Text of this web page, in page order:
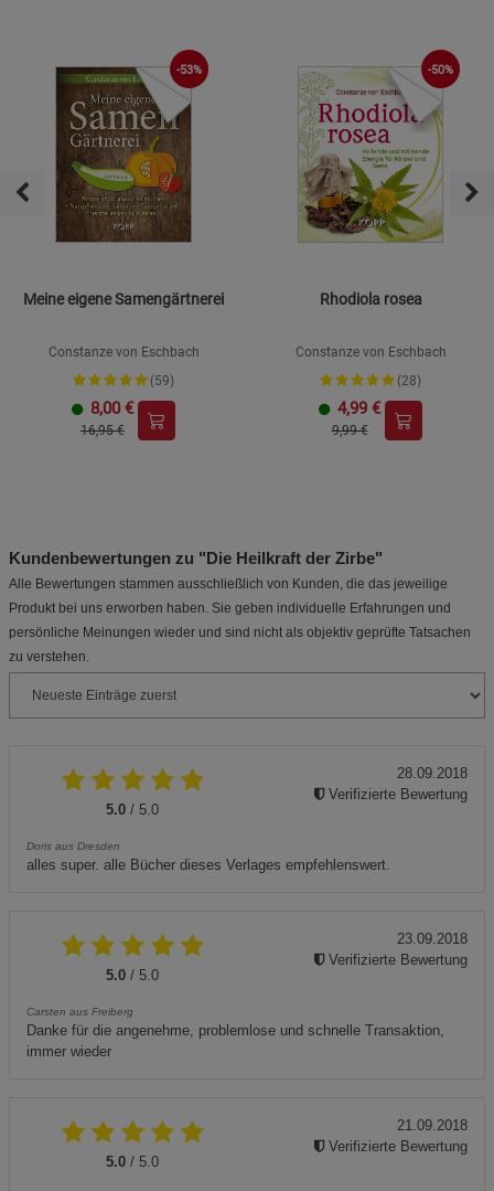
-53%
Meine eigene Samengärtnerei
Constanze von Eschbach
(59)
8,00 €
16,95 €
-50%
Rhodiola rosea
Constanze von Eschbach
(28)
4,99 €
9,99 €
Kundenbewertungen zu "Die Heilkraft der Zirbe"
Alle Bewertungen stammen ausschließlich von Kunden, die das jeweilige
Produkt bei uns erworben haben. Sie geben individuelle Erfahrungen und
persönliche Meinungen wieder und sind nicht als objektiv geprüfte Tatsachen
zu verstehen.
5.0 / 5.0
Doris aus Dresden
alles super. alle Bücher dieses Verlages empfehlenswert.
28.09.2018
Verifizierte Bewertung
5.0 / 5.0
Carsten aus Freiberg
Danke für die angenehme, problemlose und schnelle Transaktion,
immer wieder
23.09.2018
Verifizierte Bewertung
5.0 / 5.0
21.09.2018
Verifizierte Bewertung